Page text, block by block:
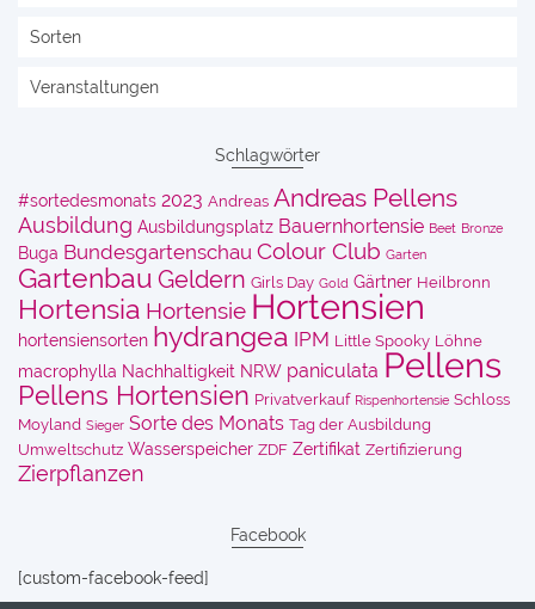
Sorten
Veranstaltungen
Schlagwörter
#sortedesmonats 2023 Andreas Andreas Pellens
Ausbildung Ausbildungsplatz Bauernhortensie Beet Bronze
Buga Bundesgartenschau Colour Club Garten
Gartenbau Geldern Girls Day Gold Gärtner Heilbronn
Hortensia Hortensie Hortensien
hortensiensorten hydrangea IPM Little Spooky Löhne
macrophylla Nachhaltigkeit NRW paniculata Pellens
Pellens Hortensien Privatverkauf Rispenhortensie Schloss
Moyland Sieger Sorte des Monats Tag der Ausbildung
Umweltschutz Wasserspeicher ZDF Zertifikat Zertifizierung
Zierpflanzen
Facebook
[custom-facebook-feed]